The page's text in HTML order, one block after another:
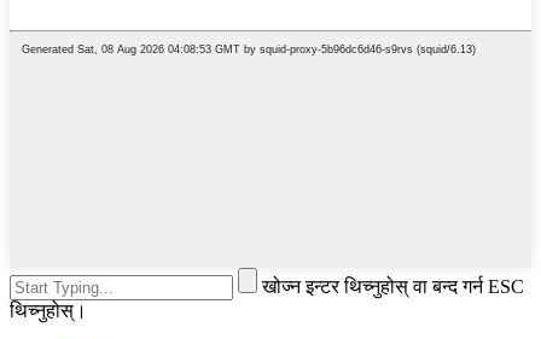
खोज्न इन्टर थिच्नुहोस् वा बन्द गर्न ESC
थिच्नुहोस्।